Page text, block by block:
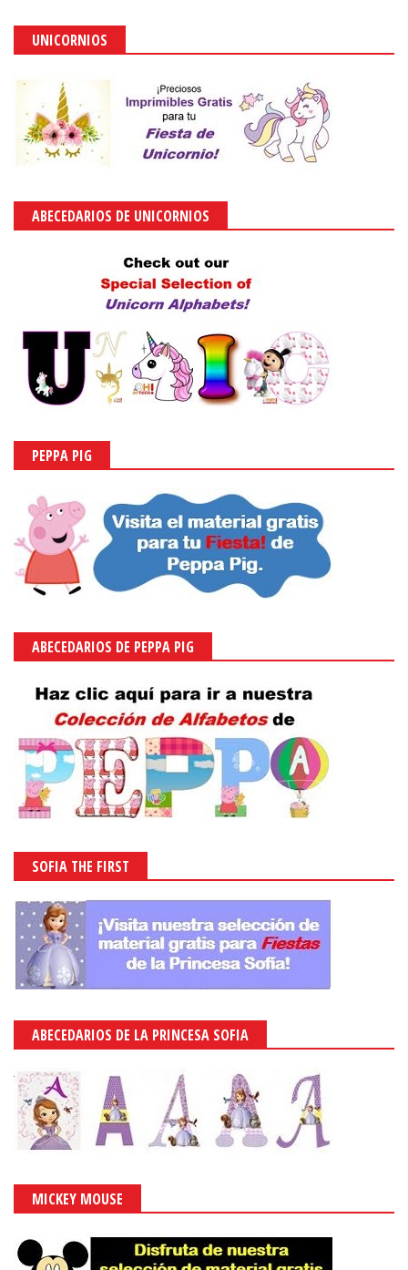
UNICORNIOS
ABECEDARIOS DE UNICORNIOS
PEPPA PIG
ABECEDARIOS DE PEPPA PIG
SOFIA THE FIRST
ABECEDARIOS DE LA PRINCESA SOFIA
MICKEY MOUSE